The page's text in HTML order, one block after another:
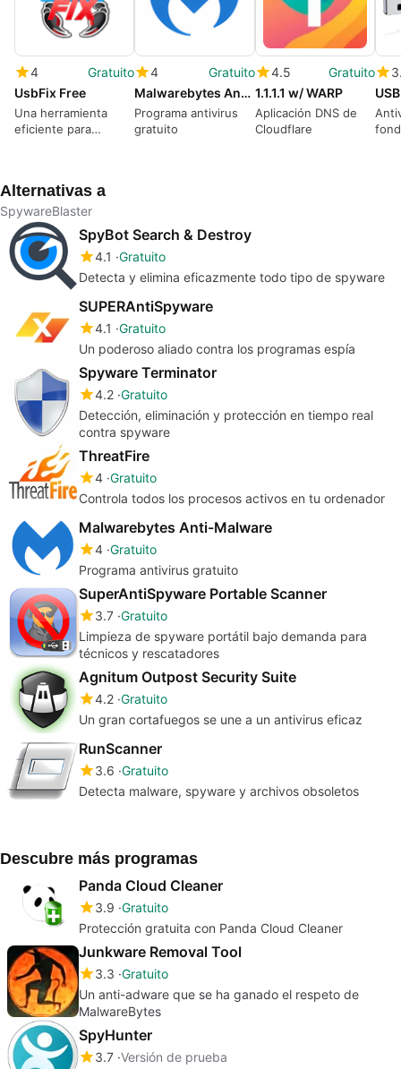
4
Gratuito
UsbFix Free
Una herramienta
eficiente para
almacenamiento USB
4
Gratuito
Malwarebytes Anti-Malware
Programa antivirus
gratuito
4.5
Gratuito
1.1.1.1 w/ WARP
Aplicación DNS de
Cloudflare
Alternativas a
SpywareBlaster
SpyBot Search & Destroy
4.1 Gratuito
Detecta y elimina eficazmente todo tipo de spyware
SUPERAntiSpyware
4.1 Gratuito
Un poderoso aliado contra los programas espía
Spyware Terminator
4.2 Gratuito
Detección, eliminación y protección en tiempo real
contra spyware
ThreatFire
4 Gratuito
Controla todos los procesos activos en tu ordenador
Malwarebytes Anti-Malware
4 Gratuito
Programa antivirus gratuito
SuperAntiSpyware Portable Scanner
3.7 Gratuito
Limpieza de spyware portátil bajo demanda para
técnicos y rescatadores
Agnitum Outpost Security Suite
4.2 Gratuito
Un gran cortafuegos se une a un antivirus eficaz
RunScanner
3.6 Gratuito
Detecta malware, spyware y archivos obsoletos
Descubre más programas
Panda Cloud Cleaner
3.9 Gratuito
Protección gratuita con Panda Cloud Cleaner
Junkware Removal Tool
3.3 Gratuito
Un anti-adware que se ha ganado el respeto de
MalwareBytes
SpyHunter
3.7 Versión de prueba